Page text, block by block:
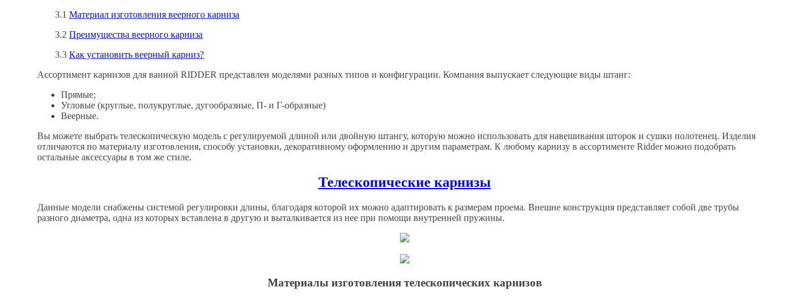
3.1 Материал изготовления веерного карниза
3.2 Преимущества веерного карниза
3.3 Как установить веерный карниз?
Ассортимент карнизов для ванной RIDDER представлен моделями разных типов и конфигурации. Компания выпускает следующие виды штанг:
Прямые;
Угловые (круглые, полукруглые, дугообразные, П- и Г-образные)
Веерные.
Вы можете выбрать телескопическую модель с регулируемой длиной или двойную штангу, которую можно использовать для навешивания шторок и сушки полотенец. Изделия
отличаются по материалу изготовления, способу установки, декоративному оформлению и другим параметрам. К любому карнизу в ассортименте Ridder можно подобрать
остальные аксессуары в том же стиле.
Телескопические карнизы
Данные модели снабжены системой регулировки длины, благодаря которой их можно адаптировать к размерам проема. Внешне конструкция представляет собой две трубы
разного диаметра, одна из которых вставлена в другую и выталкивается из нее при помощи внутренней пружины.
Материалы изготовления телескопических карнизов